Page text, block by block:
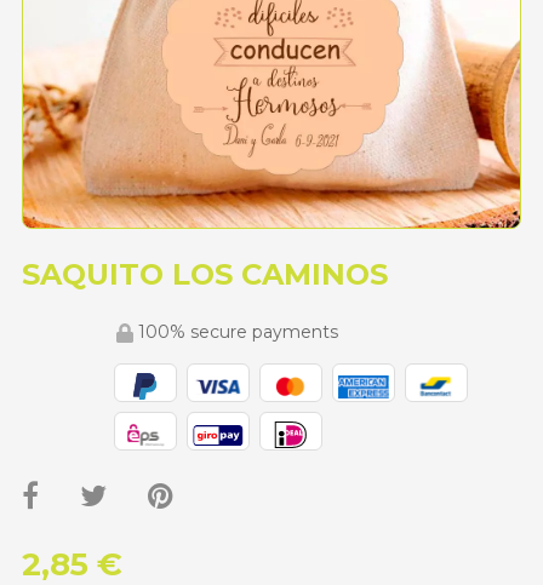
SAQUITO LOS CAMINOS
100% secure payments
2,85 €